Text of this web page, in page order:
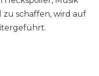
zu schaffen, wird auf